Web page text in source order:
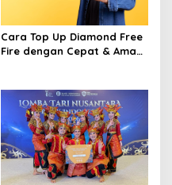
Cara Top Up Diamond Free
Fire dengan Cepat & Aman